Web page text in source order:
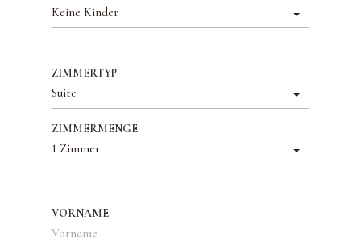
Keine Kinder
ZIMMERTYP
Suite
ZIMMERMENGE
1 Zimmer
VORNAME